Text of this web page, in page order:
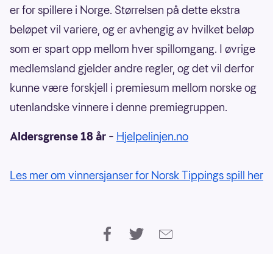
er for spillere i Norge. Størrelsen på dette ekstra
beløpet vil variere, og er avhengig av hvilket beløp
som er spart opp mellom hver spillomgang. I øvrige
medlemsland gjelder andre regler, og det vil derfor
kunne være forskjell i premiesum mellom norske og
utenlandske vinnere i denne premiegruppen.
Aldersgrense 18 år – Hjelpelinjen.no
Les mer om vinnersjanser for Norsk Tippings spill her